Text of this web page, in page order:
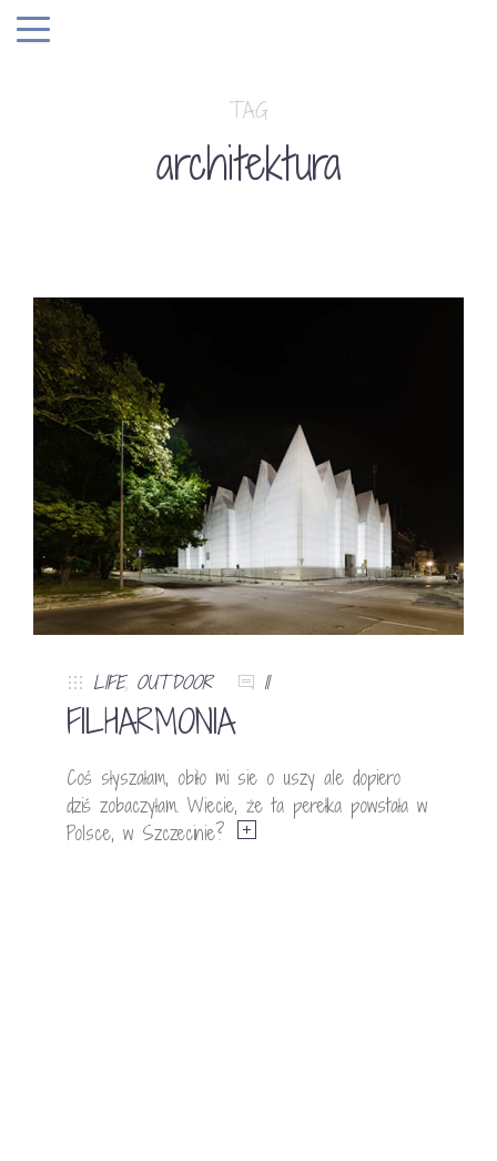
TAG
architektura
LIFE, OUTDOOR 11
FILHARMONIA
Coś słyszałam, obiło mi sie o uszy ale dopiero
dziś zobaczyłam. Wiecie, że ta perełka powstała w
Polsce, w Szczecinie?